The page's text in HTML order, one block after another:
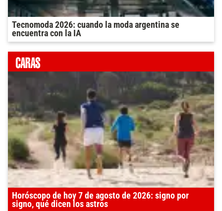
Tecnomoda 2026: cuando la moda argentina se
encuentra con la IA
Horóscopo de hoy 7 de agosto de 2026: signo por
signo, qué dicen los astros